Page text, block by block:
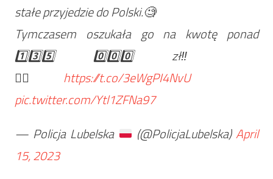
stałe przyjedzie do Polski.🧐
Tymczasem oszukała go na kwotę ponad
1️⃣3️⃣5️⃣ 0️⃣0️⃣0️⃣ zł‼️
🙆‍♂️ https://t.co/3eWgPI4NvU
pic.twitter.com/Ytl1ZFNa97
— Policja Lubelska
(@PolicjaLubelska)April
15, 2023